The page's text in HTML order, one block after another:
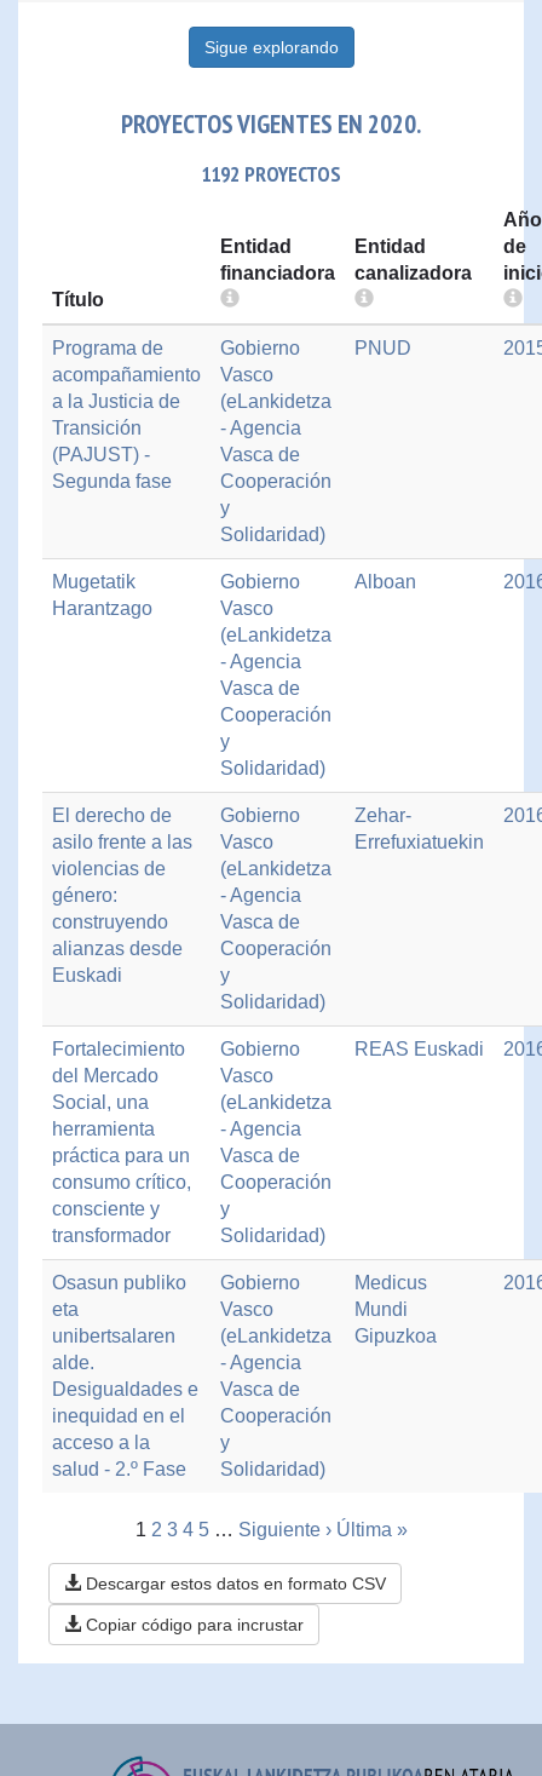
Sigue explorando
PROYECTOS VIGENTES EN 2020.
1192 PROYECTOS
Título
Entidad
financiadora
Entidad
canalizadora
Año
de
Programa de
acompañamiento
a la Justicia de
Transición
(PAJUST) -
Segunda fase
Gobierno
Vasco
(eLankidetza
- Agencia
Vasca de
Cooperación
y
Solidaridad)
PNUD
Mugetatik
Harantzago
Gobierno
Vasco
(eLankidetza
- Agencia
Vasca de
Cooperación
y
Solidaridad)
Alboan
El derecho de
asilo frente a las
violencias de
género:
construyendo
alianzas desde
Euskadi
Gobierno
Vasco
(eLankidetza
- Agencia
Vasca de
Cooperación
y
Solidaridad)
Zehar-
Errefuxiatuekin
Fortalecimiento
del Mercado
Social, una
herramienta
práctica para un
consumo crítico,
consciente y
transformador
Gobierno
Vasco
(eLankidetza
- Agencia
Vasca de
Cooperación
y
Solidaridad)
REAS Euskadi
Osasun publiko
eta
unibertsalaren
alde.
Desigualdades e
inequidad en el
acceso a la
salud - 2.º Fase
Gobierno
Vasco
(eLankidetza
- Agencia
Vasca de
Cooperación
y
Solidaridad)
Medicus
Mundi
Gipuzkoa
1 2 3 4 5 … Siguiente › Última »
Descargar estos datos en formato CSV
Copiar código para incrustar